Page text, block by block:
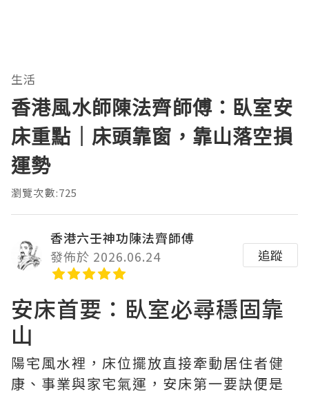
生活
香港風水師陳法齊師傅：臥室安
床重點｜床頭靠窗，靠山落空損
運勢
瀏覽次數:725
香港六壬神功陳法齊師傅
發佈於 2026.06.24
追蹤
安床首要：臥室必尋穩固靠
山
陽宅風水裡，床位擺放直接牽動居住者健
康、事業與家宅氣運，安床第一要訣便是